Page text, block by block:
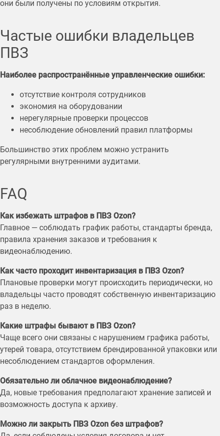
они были получены по условиям открытия.
Частые ошибки владельцев
ПВЗ
Наиболее распространённые управленческие ошибки:
отсутствие контроля сотрудников
экономия на оборудовании
нерегулярные проверки процессов
несоблюдение обновлений правил платформы
Большинство этих проблем можно устранить
регулярными внутренними аудитами.
FAQ
Как избежать штрафов в ПВЗ Ozon?
Главное — соблюдать график работы, стандарты бренда,
правила хранения заказов и требования к
видеонаблюдению.
Как часто проходит инвентаризация в ПВЗ Ozon?
Плановые проверки могут происходить периодически, но
владельцы часто проводят собственную инвентаризацию
раз в неделю.
Какие штрафы бывают в ПВЗ Ozon?
Чаще всего они связаны с нарушением графика работы,
утерей товара, отсутствием брендированной упаковки или
несоблюдением стандартов оформления.
Обязательно ли облачное видеонаблюдение?
Да, новые требования предполагают хранение записей и
возможность доступа к архиву.
Можно ли закрыть ПВЗ Ozon без штрафов?